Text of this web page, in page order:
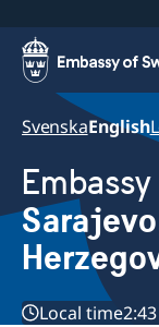
SvenskaEnglish
Local time